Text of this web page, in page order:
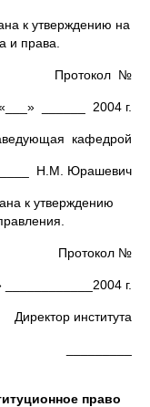
к утверждению на
и права.
Протокол №
______ 2004 г.
кафедрой
Н.М. Юрашевич
к утверждению
Протокол №
____________2004 г.
Директор института
право